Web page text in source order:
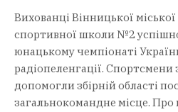
Вихованці Вінницької
спортивної школи №2
юнацькому чемпіонаті
радіопеленгації. Спортсмени
допомогли збірній області
загальнокомандне місце. Про